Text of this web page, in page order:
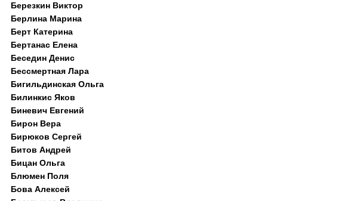
Березкин Виктор
Берлина Марина
Берт Катерина
Бертанас Елена
Беседин Денис
Бессмертная Лара
Бигильдинская Ольга
Билинкис Яков
Биневич Евгений
Бирон Вера
Бирюков Сергей
Битов Андрей
Бицан Ольга
Блюмен Поля
Бова Алексей